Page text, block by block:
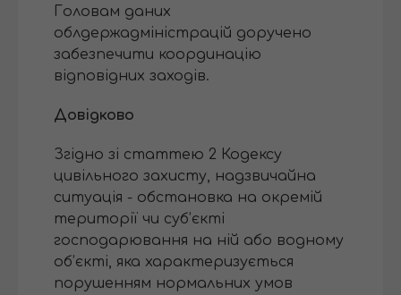
Головам даних
облдержадміністрацій доручено
забезпечити координацію
відповідних заходів.
Довідково
Згідно зі статтею 2 Кодексу
цивільного захисту, надзвичайна
ситуація - обстановка на окремій
території чи суб’єкті
господарювання на ній або водному
об’єкті, яка характеризується
порушенням нормальних умов